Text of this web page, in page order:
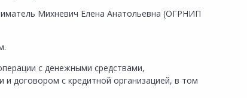
Михневич Елена Анатольевна (ОГРНИП
с денежными средствами,
договором с кредитной организацией, в том